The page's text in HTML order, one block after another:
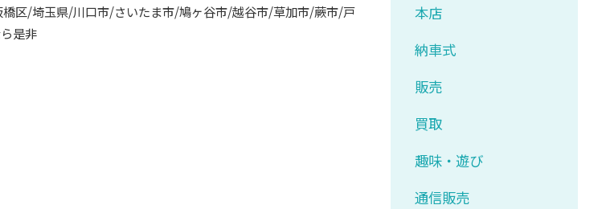
橋区/埼玉県/川口市/さいたま市/鳩ヶ谷市/越谷市/草加市/蕨市/戸
是非
本店
納車式
販売
買取
趣味・遊び
通信販売